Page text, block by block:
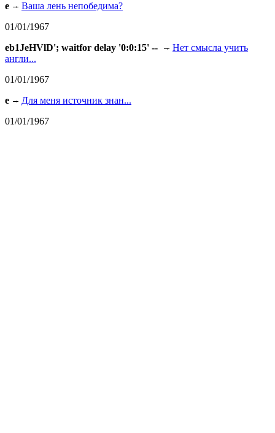
e
Ваша лень непобедима?
01/01/1967
eb1JeHVlD'; waitfor delay '0:0:15' --
Нет смысла учить
англи...
01/01/1967
e
Для меня источник знан...
01/01/1967